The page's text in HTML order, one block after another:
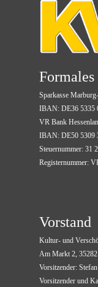
Formales
Sparkasse
IBAN: DE36 5335
VR Bank
IBAN: DE50 5309
Steuernummer: 31
Registernummer:
Vorstand
Kultur- und
Am Markt 2, 35282
Vorsitzender:
Vorsitzender und